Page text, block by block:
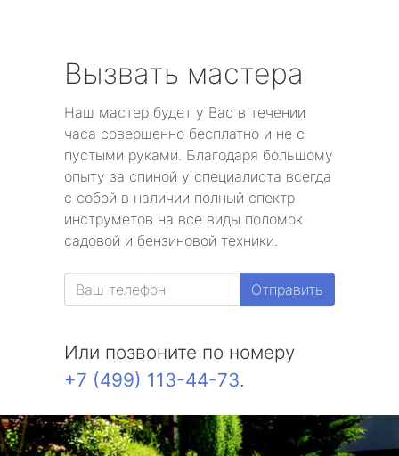
Вызвать мастера
Наш мастер будет у Вас в течении
часа совершенно бесплатно и не с
пустыми руками. Благодаря большому
опыту за спиной у специалиста всегда
с собой в наличии полный спектр
инструметов на все виды поломок
садовой и бензиновой техники.
Отправить
Или позвоните по номеру
+7 (499) 113-44-73.